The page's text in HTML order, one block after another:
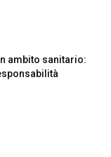
ambito sanitario: